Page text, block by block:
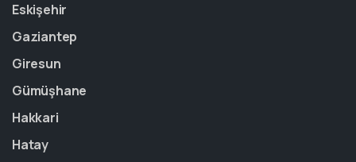
Eskişehir
Gaziantep
Giresun
Gümüşhane
Hakkari
Hatay